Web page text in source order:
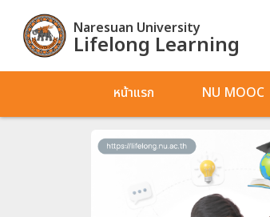
Naresuan University
Lifelong Learning
หน้าแรก NU MOOC